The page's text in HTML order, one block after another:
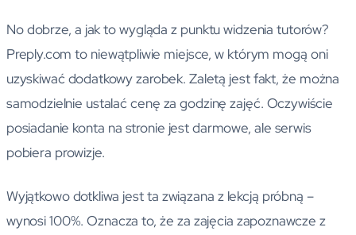
No dobrze, a jak to wygląda z punktu widzenia tutorów?
Preply.com to niewątpliwie miejsce, w którym mogą oni
uzyskiwać dodatkowy zarobek. Zaletą jest fakt, że można
samodzielnie ustalać cenę za godzinę zajęć. Oczywiście
posiadanie konta na stronie jest darmowe, ale serwis
pobiera prowizje.
Wyjątkowo dotkliwa jest ta związana z lekcją próbną –
wynosi 100%. Oznacza to, że za zajęcia zapoznawcze z